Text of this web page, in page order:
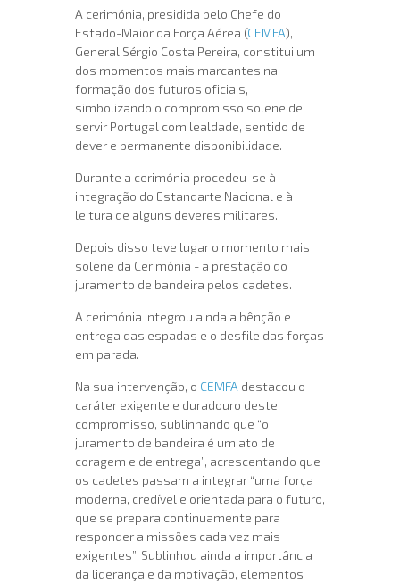
A cerimónia, presidida pelo Chefe do
Estado-Maior da Força Aérea (CEMFA),
General Sérgio Costa Pereira, constitui um
dos momentos mais marcantes na
formação dos futuros oficiais,
simbolizando o compromisso solene de
servir Portugal com lealdade, sentido de
dever e permanente disponibilidade.
Durante a cerimónia procedeu-se à
integração do Estandarte Nacional e à
leitura de alguns deveres militares.
Depois disso teve lugar o momento mais
solene da Cerimónia - a prestação do
juramento de bandeira pelos cadetes.
A cerimónia integrou ainda a bênção e
entrega das espadas e o desfile das forças
em parada.
Na sua intervenção, o CEMFA destacou o
caráter exigente e duradouro deste
compromisso, sublinhando que “o
juramento de bandeira é um ato de
coragem e de entrega”, acrescentando que
os cadetes passam a integrar “uma força
moderna, credível e orientada para o futuro,
que se prepara continuamente para
responder a missões cada vez mais
exigentes”. Sublinhou ainda a importância
da liderança e da motivação, elementos